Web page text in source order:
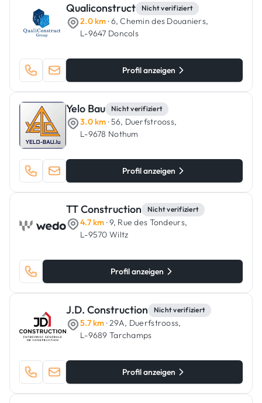
Qualiconstruct Nicht verifiziert
2.0 km · 6, Chemin des Douaniers,
L-9647 Doncols
Profil anzeigen
Yelo Bau Nicht verifiziert
3.0 km · 56, Duerfstrooss,
L-9678 Nothum
Profil anzeigen
TT Construction Nicht verifiziert
4.7 km · 9, Rue des Tondeurs,
L-9570 Wiltz
Profil anzeigen
J.D. Construction Nicht verifiziert
5.7 km · 29A, Duerfstrooss,
L-9689 Tarchamps
Profil anzeigen